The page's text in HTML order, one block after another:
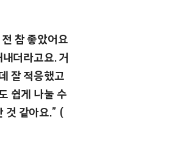
참 좋았어요
더라고요. 거
잘 적응했고
쉽게 나눌 수
것 같아요.” (